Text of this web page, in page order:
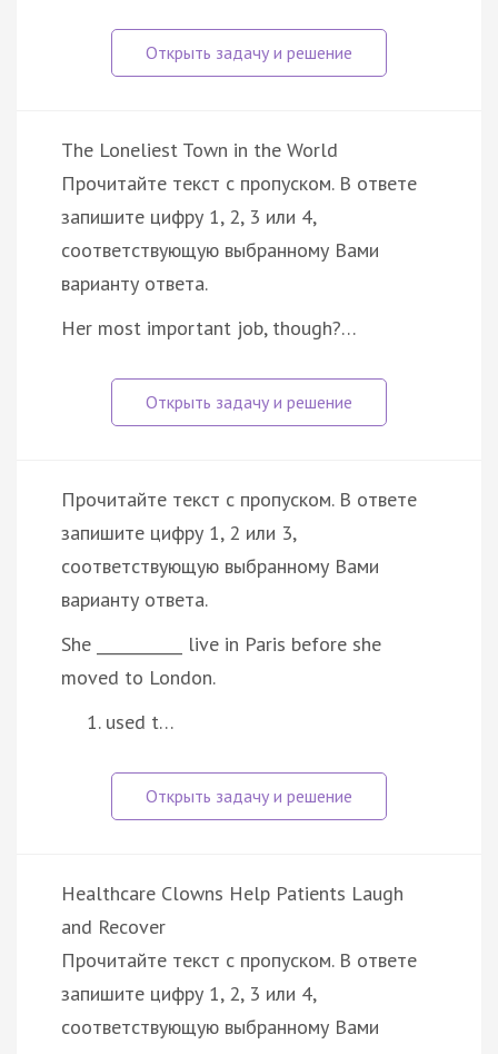
The Loneliest Town in the World
Прочитайте текст с пропуском. В ответе
запишите цифру 1, 2, 3 или 4,
соответствующую выбранному Вами
варианту ответа.
Her most important job, though?…
Прочитайте текст с пропуском. В ответе
запишите цифру 1, 2 или 3,
соответствующую выбранному Вами
варианту ответа.
She ___________ live in Paris before she
moved to London.
used t…
Healthcare Clowns Help Patients Laugh
and Recover
Прочитайте текст с пропуском. В ответе
запишите цифру 1, 2, 3 или 4,
соответствующую выбранному Вами